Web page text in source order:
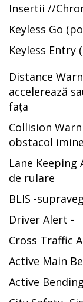
Insertii //
Keyless Go
Keyless Entry
Distance
accelerează
fața
Collision
obstacol
Lane
de rulare
BLIS -
Driver Alert -
Cross Traffic
Active Main
Active